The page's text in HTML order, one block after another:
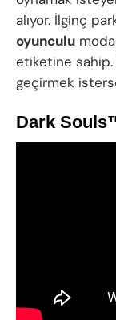
alıyor. İlginç
oyunculu
etiketine sahip.
geçirmek
Dark